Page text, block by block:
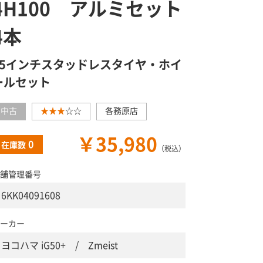
アルミセット
インチスタッドレスタイヤ・ホイ
ルセット
中古 ★★★☆☆ 各務原店
在庫数 0 ￥35,980 （税込）
管理番号
6KK04091608
カー
ヨコハマ iG50+ / Zmeist